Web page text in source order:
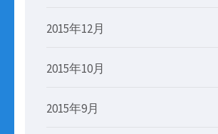
2015年12月
2015年10月
2015年9月